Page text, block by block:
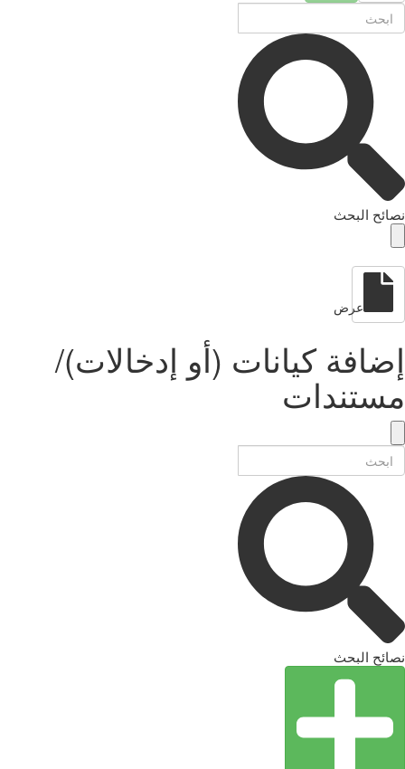
نصائح البحث
عرض
إضافة كيانات (أو إدخالات)/
مستندات
نصائح البحث